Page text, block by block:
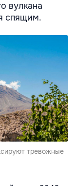
вулкана
спящим.
тревожные